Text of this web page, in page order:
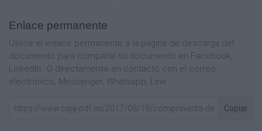
instalación tenga algún costo, el mismo deberá
establecerse en el presupuesto del presente
Contrato.
QUINTA.- GARANTÍA.- El Mueble de línea objeto
del presente Contrato tiene una garantía de 60
naturales contados a partir de la fecha de
Enlace permanente
Utilice el enlace permanente a la página de descarga del
documento para compartir su documento en Facebook,
LinkedIn.. O directamente en contacto con el correo
electrónico, Messenger, Whatsapp, Line..
Copiar